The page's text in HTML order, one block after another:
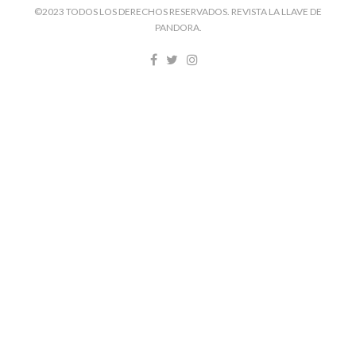
©2023 TODOS LOS DERECHOS RESERVADOS. REVISTA LA LLAVE DE
PANDORA.